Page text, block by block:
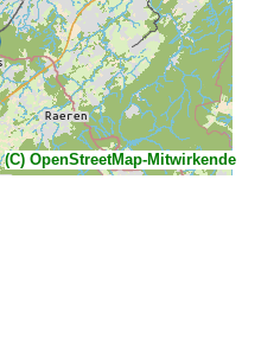
(C) OpenStreetMap-Mitwirkende